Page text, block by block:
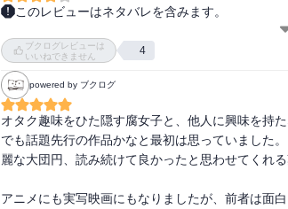
このレビューはネタバレを含みます。
最近は樺倉夫妻やら大学生カップルやらの掘り下
の掘り下げをたっぷりしてくれたことは、本当に感
やっぱり読みたいのはきみたちの話なのだ。
いや、勿論サブキャラの話も読みたいけれども。
主役カップルの話が満たされた上で味わいたいと言
ヲタクCOに、それ以上の衝撃でもって受け止め
ぎで終わったヲタ恋。
ブクログレビューは
いいねできません
4
powered by ブクログ
オタク趣味をひた隠す腐女子と、他人に興味を持
でも話題先行の作品かなと最初は思っていました
麗な大団円、読み続けて良かったと思わせてくれる
アニメにも実写映画にもなりましたが、前者は面